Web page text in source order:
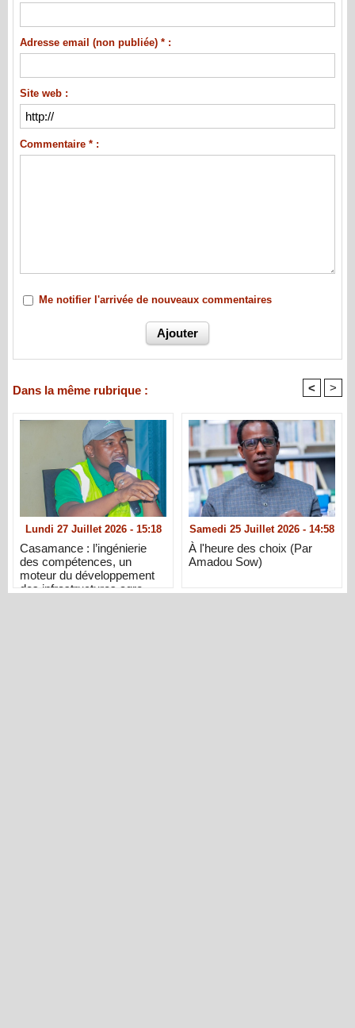
Adresse email (non publiée) * :
Site web :
Commentaire * :
Me notifier l'arrivée de nouveaux commentaires
Dans la même rubrique : < >
Lundi 27 Juillet 2026 - 15:18
Casamance : l’ingénierie
des compétences, un
moteur du développement
des infrastructures agro-
Samedi 25 Juillet 2026 - 14:58
À l'heure des choix (Par
Amadou Sow)